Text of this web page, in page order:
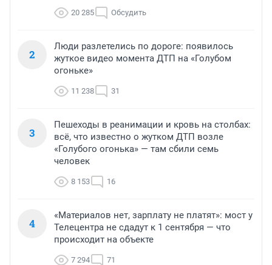
20 285 Обсудить
2
Люди разлетелись по дороге: появилось
жуткое видео момента ДТП на «Голубом
огоньке»
11 238 31
3
Пешеходы в реанимации и кровь на столбах:
всё, что известно о жутком ДТП возле
«Голубого огонька» — там сбили семь
человек
8 153 16
4
«Материалов нет, зарплату не платят»: мост у
Телецентра не сдадут к 1 сентября — что
происходит на объекте
7 294 71